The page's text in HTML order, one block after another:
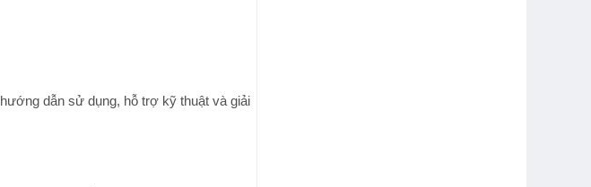
hướng dẫn sử dụng, hỗ trợ kỹ thuật và giải